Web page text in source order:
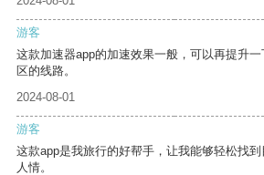
游客
这款加速器app的加速效果一般，可以再提升
区的线路。
2024-08-01
游客
这款app是我旅行的好帮手，让我能够轻松找
人情。